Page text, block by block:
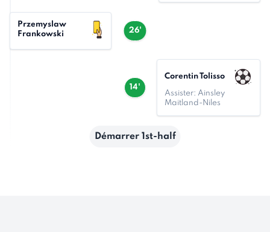
26'
Przemyslaw
Frankowski
14'
Corentin Tolisso
Assister: Ainsley
Maitland-Niles
Démarrer 1st-half